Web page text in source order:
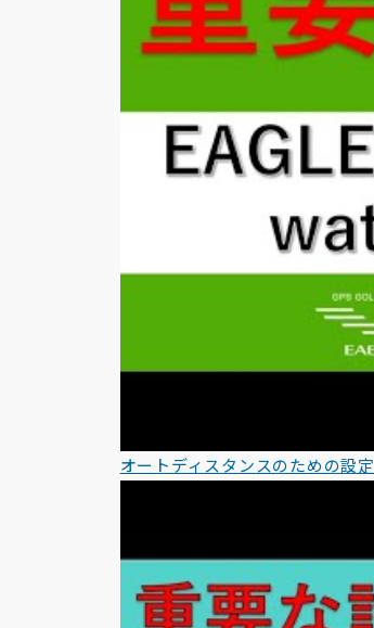
オートディスタンスのための設定